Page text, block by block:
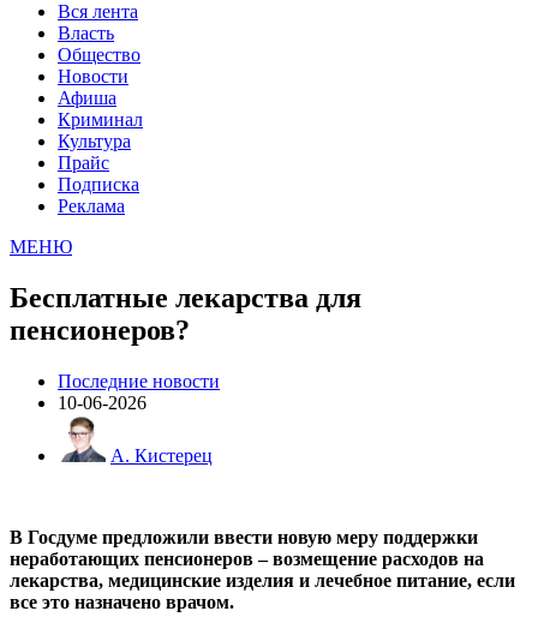
Вся лента
Власть
Общество
Новости
Афиша
Криминал
Культура
Прайс
Подписка
Реклама
МЕНЮ
Бесплатные лекарства для
пенсионеров?
Последние новости
10-06-2026
А. Кистерец
В Госдуме предложили ввести новую меру поддержки
неработающих пенсионеров – возмещение расходов на
лекарства, медицинские изделия и лечебное питание, если
все это назначено врачом.